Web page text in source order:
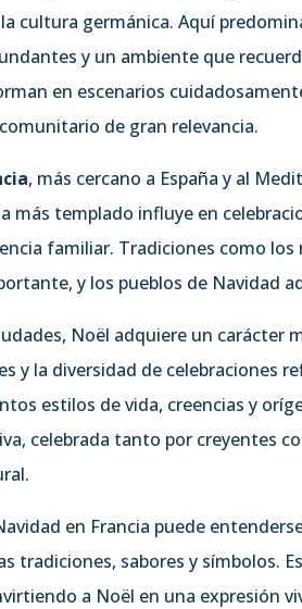
cultura germánica. Aquí
y un ambiente que
en escenarios
de gran relevancia.
, más cercano a España y al
más templado influye en
familiar. Tradiciones como
y los pueblos de Navidad
Noël adquiere un carácter
y la diversidad de celebraciones
estilos de vida, creencias y
celebrada tanto por creyentes
en Francia puede
tradiciones, sabores y símbolos.
a Noël en una expresión